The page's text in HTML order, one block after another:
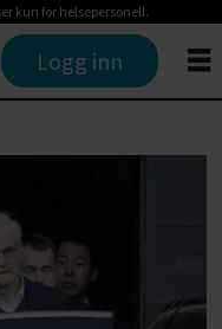
kun for helsepersonell.
Logg inn